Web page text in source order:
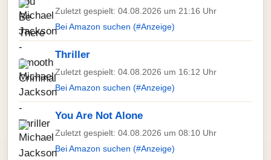
Zuletzt gespielt: 04.08.2026 um 21:16 Uhr
Bei Amazon suchen (#Anzeige)
Thriller
Zuletzt gespielt: 04.08.2026 um 16:12 Uhr
Bei Amazon suchen (#Anzeige)
You Are Not Alone
Zuletzt gespielt: 04.08.2026 um 08:10 Uhr
Bei Amazon suchen (#Anzeige)